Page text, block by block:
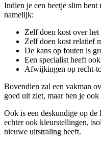
Indien je een beetje slim
namelijk:
Zelf doen kost over
Zelf doen kost relatief
De kans op fouten is
Een specialist heeft
Afwijkingen op recht-
Bovendien zal een vakman
goed uit ziet, maar ben je
Ook is een deskundige op
echter ook kleurstellingen,
nieuwe uitstraling heeft.